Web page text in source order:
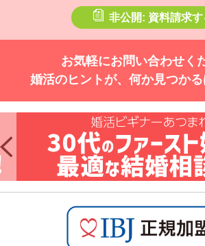
非公開: 資料請求す
お気軽にお問い合わせく
婚活のヒントが、何か見つかる